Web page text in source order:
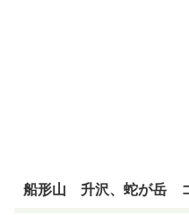
船形山 升沢、蛇が岳